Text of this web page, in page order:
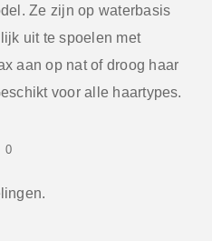
Ze zijn op waterbasis
uit te spoelen met
aan op nat of droog haar
voor alle haartypes.
0